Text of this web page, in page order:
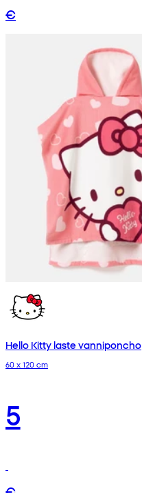
€
Hello Kitty laste vanniponcho
60 x 120 cm
5